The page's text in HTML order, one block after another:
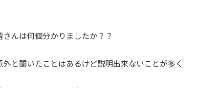
さんは何個分かりましたか？？
外と聞いたことはあるけど説明出来ないことが多く